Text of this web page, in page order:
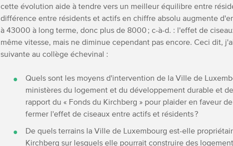
cette évolution aide à tendre vers un meilleur équilibre entre
différence entre résidents et actifs en chiffre absolu augmente
à 43000 à long terme, donc plus de 8000 ; c-à-d. : l'effet de
même vitesse, mais ne diminue cependant pas encore. Ceci dit,
suivante au collège échevinal :
Quels sont les moyens d'intervention de la Ville de
ministères du logement et du développement durable et
rapport du « Fonds du Kirchberg » pour plaider en faveur
fermer l'effet de ciseaux entre actifs et résidents ?
De quels terrains la Ville de Luxembourg est-elle
Kirchberg sur lesquels elle pourrait construire des